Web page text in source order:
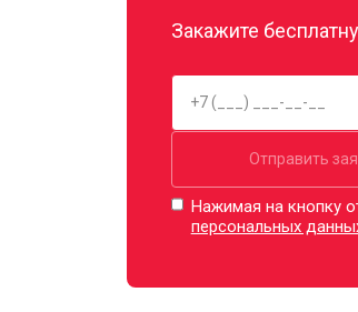
Закажите
Отправить
Нажимая на кнопку
персональных